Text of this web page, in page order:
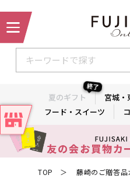
夏のギフト
終了
宮城・
フード・スイーツ
TOP ＞ 藤崎のご贈答品